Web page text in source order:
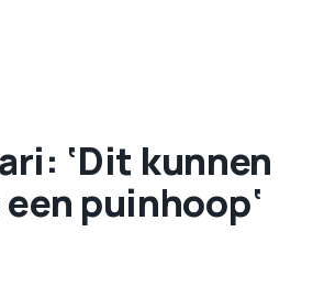
‘Dit kunnen
puinhoop‘